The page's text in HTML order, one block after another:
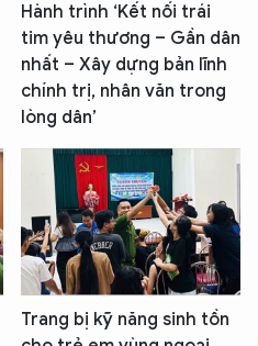
Hành trình ‘Kết nối trái
tim yêu thương – Gần dân
nhất – Xây dựng bản lĩnh
chính trị, nhân văn trong
lòng dân’
Trang bị kỹ năng sinh tồn